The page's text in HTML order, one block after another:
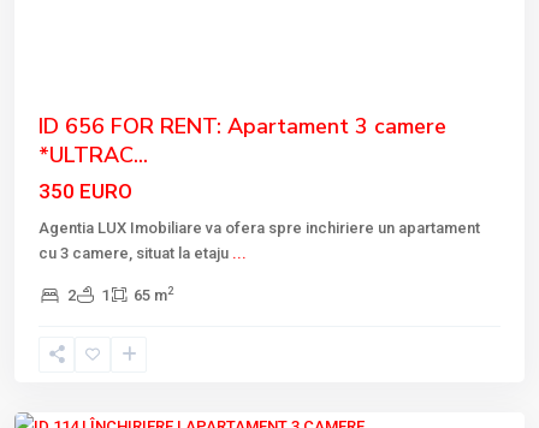
ID 656 FOR RENT: Apartament 3 camere
*ULTRAC...
350 EURO
Agentia LUX Imobiliare va ofera spre inchiriere un apartament
cu 3 camere, situat la etaju ...
2 1 65 m2